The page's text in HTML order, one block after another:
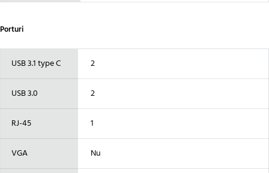
Porturi
USB 3.1 type C 2
USB 3.0 2
RJ-45 1
VGA Nu